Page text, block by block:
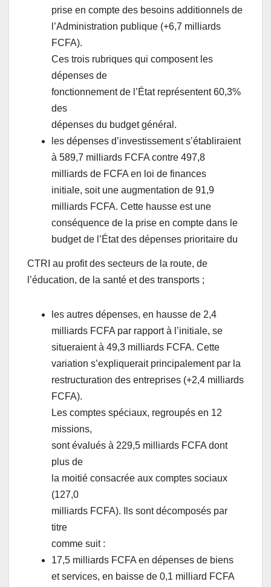
prise en compte des besoins additionnels de
l’Administration publique (+6,7 milliards
FCFA).
Ces trois rubriques qui composent les
dépenses de
fonctionnement de l’État représentent 60,3%
des
dépenses du budget général.
les dépenses d’investissement s’établiraient
à 589,7 milliards FCFA contre 497,8
milliards de FCFA en loi de finances
initiale, soit une augmentation de 91,9
milliards FCFA. Cette hausse est une
conséquence de la prise en compte dans le
budget de l’État des dépenses prioritaire du
CTRI au profit des secteurs de la route, de
l’éducation, de la santé et des transports ;
les autres dépenses, en hausse de 2,4
milliards FCFA par rapport à l’initiale, se
situeraient à 49,3 milliards FCFA. Cette
variation s’expliquerait principalement par la
restructuration des entreprises (+2,4 milliards
FCFA).
Les comptes spéciaux, regroupés en 12
missions,
sont évalués à 229,5 milliards FCFA dont
plus de
la moitié consacrée aux comptes sociaux
(127,0
milliards FCFA). Ils sont décomposés par
titre
comme suit :
17,5 milliards FCFA en dépenses de biens
et services, en baisse de 0,1 milliard FCFA